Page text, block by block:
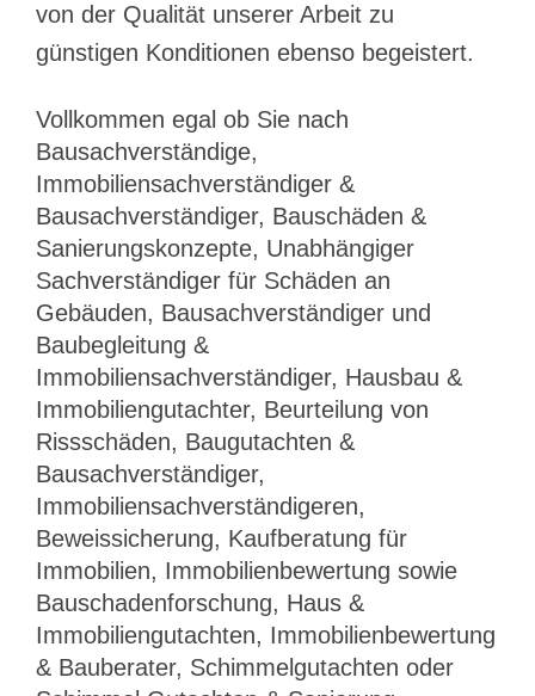
von der Qualität unserer Arbeit zu
günstigen Konditionen ebenso begeistert.
Vollkommen egal ob Sie nach
Bausachverständige,
Immobiliensachverständiger &
Bausachverständiger, Bauschäden &
Sanierungskonzepte, Unabhängiger
Sachverständiger für Schäden an
Gebäuden, Bausachverständiger und
Baubegleitung &
Immobiliensachverständiger, Hausbau &
Immobiliengutachter, Beurteilung von
Rissschäden, Baugutachten &
Bausachverständiger,
Immobiliensachverständigeren,
Beweissicherung, Kaufberatung für
Immobilien, Immobilienbewertung sowie
Bauschadenforschung, Haus &
Immobiliengutachten, Immobilienbewertung
& Bauberater, Schimmelgutachten oder